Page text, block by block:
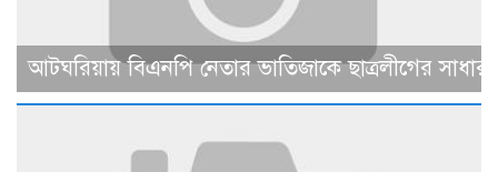
আটঘরিয়ায় বিএনপি নেতার ভাতিজাকে ছাত্রলীগের